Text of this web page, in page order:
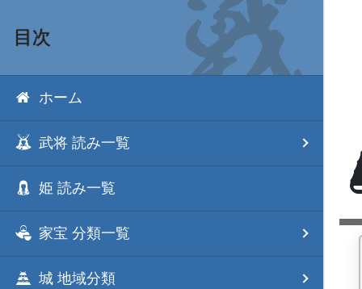
目次
ホーム
武将 読み一覧
姫 読み一覧
家宝 分類一覧
城 地域分類